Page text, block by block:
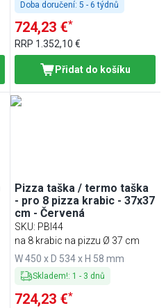
Doba doručení: 5 - 6 týdnů
724,23 €*
RRP 1.352,10 €
Přidat do košíku
Pizza taška / termo taška
- pro 8 pizza krabic - 37x37
cm - Červená
SKU: PBI44
na 8 krabic na pizzu Ø 37 cm
W 450 x D 534 x H 58 mm
Skladem!: 1 - 3 dnů
724,23 €*